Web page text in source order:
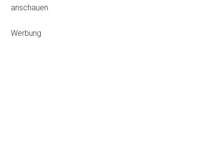
anschauen.
Werbung